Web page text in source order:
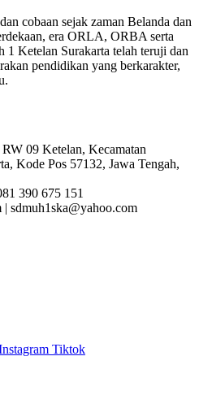
cobaan sejak zaman Belanda dan
era ORLA, ORBA serta
Ketelan Surakarta telah teruji dan
pendidikan yang berkarakter,
09 Ketelan, Kecamatan
Kode Pos 57132, Jawa Tengah,
390 675 151
sdmuh1ska@yahoo.com
Tiktok